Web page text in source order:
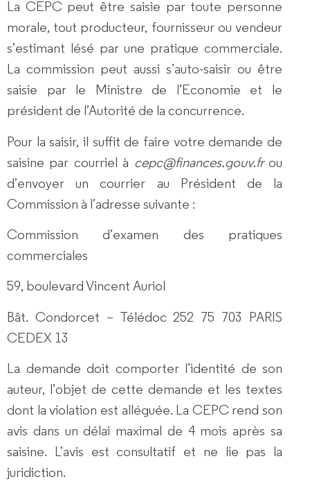
La CEPC peut être saisie par toute personne
morale, tout producteur, fournisseur ou vendeur
s’estimant lésé par une pratique commerciale.
La commission peut aussi s’auto-saisir ou être
saisie par le Ministre de l’Economie et le
président de l’Autorité de la concurrence.
Pour la saisir, il suffit de faire votre demande de
saisine par courriel à cepc@finances.gouv.frou
d’envoyer un courrier au Président de la
Commission à l’adresse suivante :
Commission d’examen des pratiques
commerciales
59, boulevard Vincent Auriol
Bât. Condorcet – Télédoc 252 75 703 PARIS
CEDEX 13
La demande doit comporter l’identité de son
auteur, l’objet de cette demande et les textes
dont la violation est alléguée. La CEPC rend son
avis dans undélai maximal de 4 mois après sa
saisine. L’avis est consultatif et ne lie pas la
juridiction.